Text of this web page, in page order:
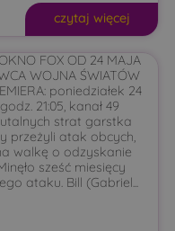
czytaj więcej
FOX OD 24 MAJA
WOJNA ŚWIATÓW
poniedziałek 24
21:05, kanał 49
strat garstka
przeżyli atak obcych,
walkę o odzyskanie
sześć miesięcy
ataku. Bill (Gabriel...